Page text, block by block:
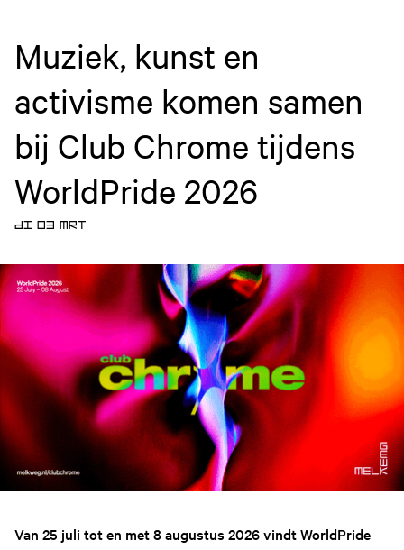
Muziek, kunst en
activisme komen samen
bij Club Chrome tijdens
WorldPride 2026
DI 03 MRT
Van 25 juli tot en met 8 augustus 2026 vindt WorldPride